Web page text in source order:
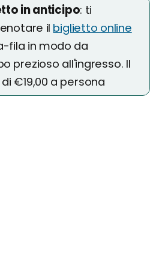
in anticipo: ti
il biglietto online
fila in modo da
prezioso all'ingresso. Il
€19,00 a persona